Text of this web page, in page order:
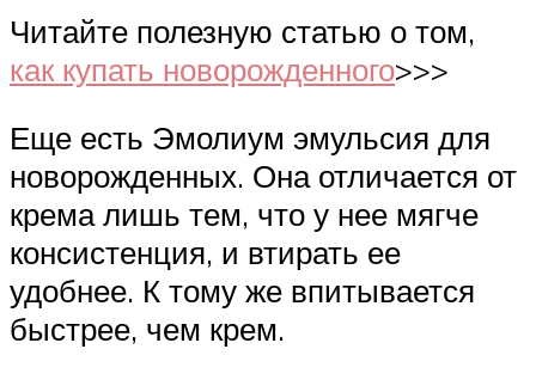
Читайте полезную статью о том,
как купать новорожденного>>>
Еще есть Эмолиум эмульсия для
новорожденных. Она отличается от
крема лишь тем, что у нее мягче
консистенция, и втирать ее
удобнее. К тому же впитывается
быстрее, чем крем.